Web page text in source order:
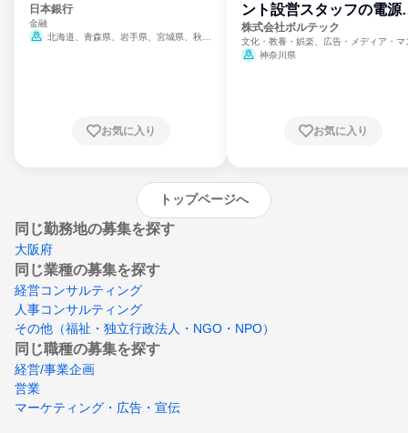
日本銀行
金融
北海道、青森県、岩手県、宮城県、秋田
崎県、熊本県、大分県、宮崎県、鹿児島県、
お気に入り
ント設営スタッフの電源
門
株式会社ボルテック
文化・教養・娯楽、広告・メディア・マ
ミ、電力・ガス・水道・エネルギー
神奈川県
お気に入り
トップページへ
同じ勤務地の募集を探す
大阪府
同じ業種の募集を探す
経営コンサルティング
人事コンサルティング
その他（福祉・独立行政法人・NGO・NPO）
同じ職種の募集を探す
経営/事業企画
営業
マーケティング・広告・宣伝